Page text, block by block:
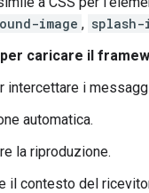
image , splash-
per caricare il
intercettare i
automatica.
la riproduzione.
il contesto del